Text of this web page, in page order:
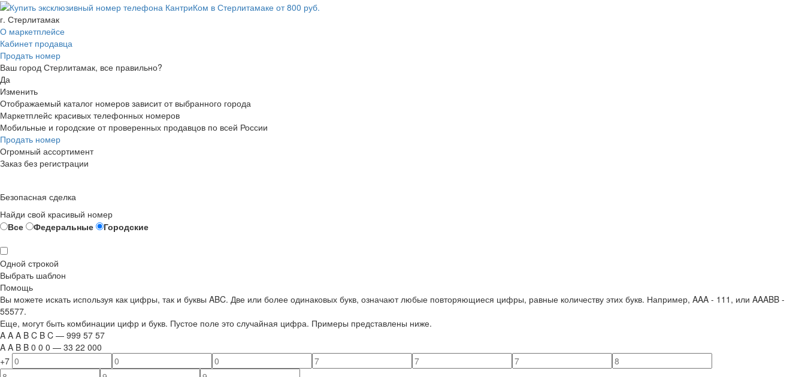
г. Стерлитамак
О маркетплейсе
Кабинет продавца
Продать номер
Ваш город Стерлитамак, все правильно?
Да
Изменить
Отображаемый каталог номеров зависит от выбранного города
Маркетплейс красивых телефонных номеров
Мобильные и городские от проверенных продавцов по всей России
Продать номер
Огромный ассортимент
Заказ без регистрации
Безопасная сделка
Найди свой красивый номер
Все
Федеральные Городские
Одной строкой
Выбрать шаблон
Помощь
Вы можете искать используя как цифры, так и буквы ABC. Две или более одинаковых букв, означают любые повторяющиеся цифры, равные количеству этих букв. Например, AAA - 111 , или AAABB -
55577.
Еще, могут быть комбинации цифр и букв. Пустое поле это случайная цифра. Примеры представлены ниже.
A A A B C B C — 999 57 57
A A B B 0 0 0 — 33 22 000
+7